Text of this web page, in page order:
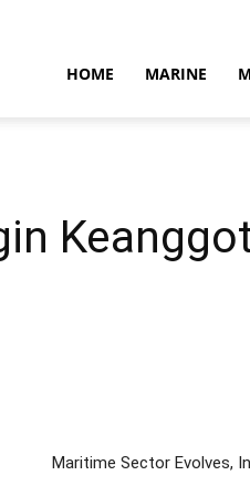
HOME MARINE
Maritime Sector Evolves,